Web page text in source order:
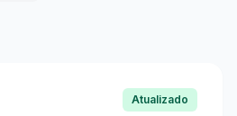
Atualizado